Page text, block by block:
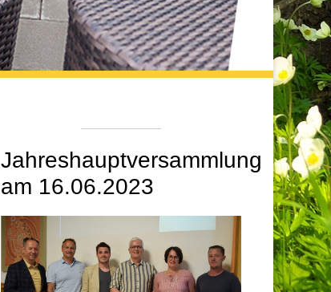
Jahreshauptversammlung
am 16.06.2023